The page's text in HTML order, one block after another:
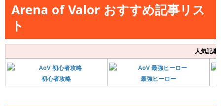
Arena of Valor おすすめ記事リス
ト
人気記
初心者攻略 最強ヒーロー